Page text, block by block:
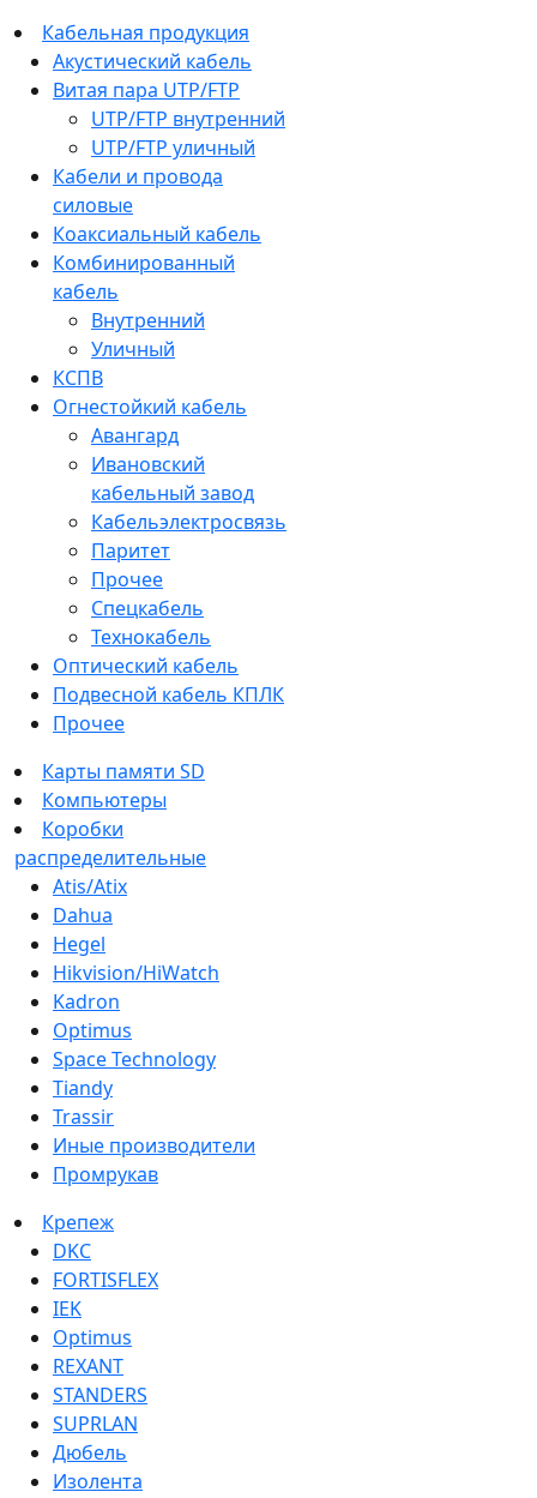
Кабельная продукция
Акустический кабель
Витая пара UTP/FTP
UTP/FTP внутренний
UTP/FTP уличный
Кабели и провода
силовые
Коаксиальный кабель
Комбинированный
кабель
Внутренний
Уличный
КСПВ
Огнестойкий кабель
Авангард
Ивановский
кабельный завод
Кабельэлектросвязь
Паритет
Прочее
Спецкабель
Технокабель
Оптический кабель
Подвесной кабель КПЛК
Прочее
Карты памяти SD
Компьютеры
Коробки
распределительные
Atis/Atix
Dahua
Hegel
Hikvision/HiWatch
Kadron
Optimus
Space Technology
Tiandy
Trassir
Иные производители
Промрукав
Крепеж
DKC
FORTISFLEX
IEK
Optimus
REXANT
STANDERS
SUPRLAN
Дюбель
Изолента